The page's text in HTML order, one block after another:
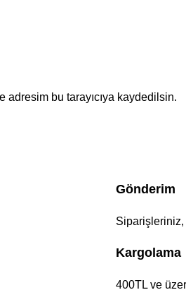
adresim bu tarayıcıya kaydedilsin.
Gönderim
Kargolama
400TL ve